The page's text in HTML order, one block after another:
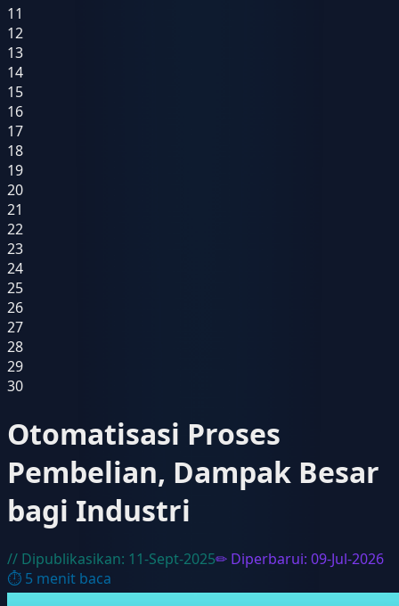
11
12
13
14
15
16
17
18
19
20
21
22
23
24
25
26
27
28
29
30
Otomatisasi Proses
Pembelian, Dampak Besar
bagi Industri
// Dipublikasikan: 11-Sept-2025✏ Diperbarui: 09-Jul-2026
⏱ 5 menit baca